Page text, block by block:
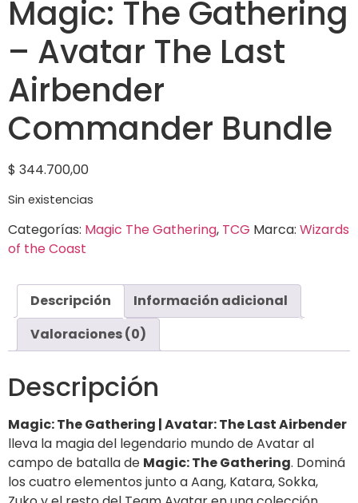
Magic: The Gathering
– Avatar The Last
Airbender
Commander Bundle
$ 344.700,00
Sin existencias
Categorías: Magic The Gathering, TCG Marca: Wizards
of the Coast
Descripción
Información adicional
Valoraciones (0)
Descripción
Magic: The Gathering | Avatar: The Last Airbender
lleva la magia del legendario mundo de Avatar al
campo de batalla de Magic: The Gathering. Dominá
los cuatro elementos junto a Aang, Katara, Sokka,